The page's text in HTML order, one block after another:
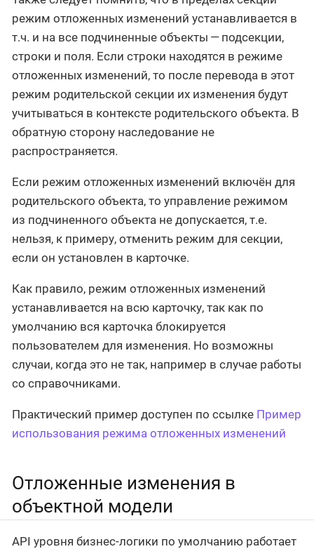
режим отложенных изменений устанавливается в
т.ч. и на все подчиненные объекты — подсекции,
строки и поля. Если строки находятся в режиме
отложенных изменений, то после перевода в этот
режим родительской секции их изменения будут
учитываться в контексте родительского объекта. В
обратную сторону наследование не
распространяется.
Если режим отложенных изменений включён для
родительского объекта, то управление режимом
из подчиненного объекта не допускается, т.е.
нельзя, к примеру, отменить режим для секции,
если он установлен в карточке.
Как правило, режим отложенных изменений
устанавливается на всю карточку, так как по
умолчанию вся карточка блокируется
пользователем для изменения. Но возможны
случаи, когда это не так, например в случае работы
со справочниками.
Практический пример доступен по ссылке Пример
использования режима отложенных изменений
Отложенные изменения в
объектной модели
API уровня бизнес-логики по умолчанию работает